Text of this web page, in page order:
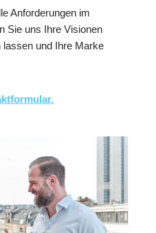
Anforderungen im
Sie uns Ihre Visionen
und Ihre Marke